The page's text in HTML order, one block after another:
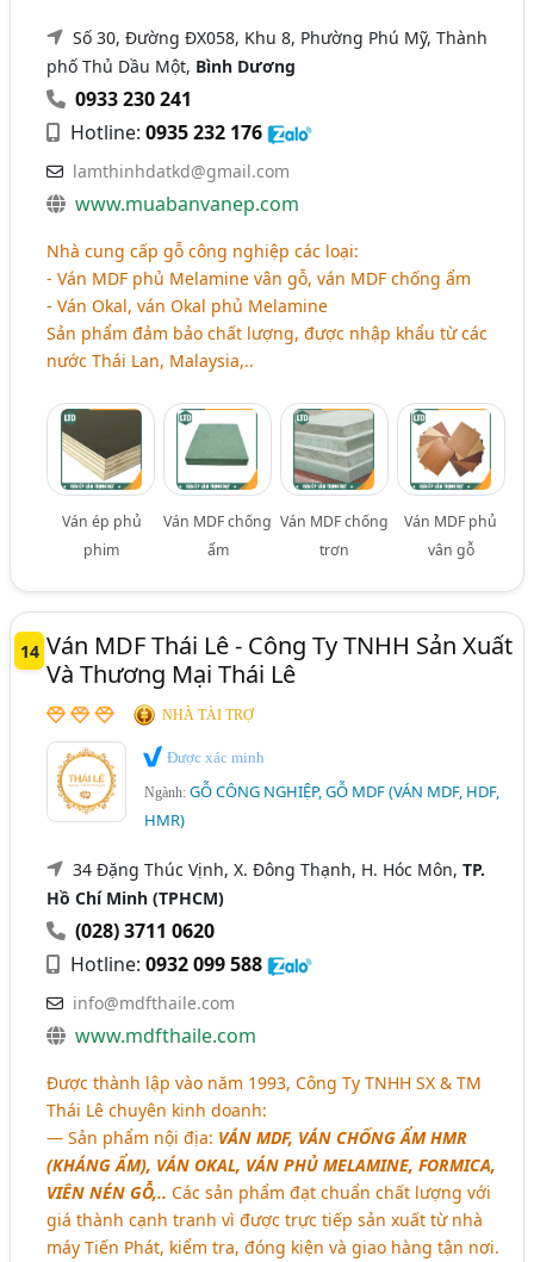
Số 30, Đường ĐX058, Khu 8, Phường Phú Mỹ, Thành
phố Thủ Dầu Một, Bình Dương
0933 230 241
Hotline:0935 232 176
lamthinhdatkd@gmail.com
www.muabanvanep.com
Nhà cung cấp gỗ công nghiệp các loại:
- Ván MDF phủ Melamine vân gỗ, ván MDF chống ẩm
- Ván Okal, ván Okal phủ Melamine
Sản phẩm đảm bảo chất lượng, được nhập khẩu từ các
nước Thái Lan, Malaysia,..
Ván ép phủ
phim
Ván MDF chống
ẩm
Ván MDF chống
trơn
Ván MDF phủ
vân gỗ
14 Ván MDF Thái Lê - Công Ty TNHH Sản Xuất
Và Thương Mại Thái Lê
NHÀ TÀI TRỢ
Được xác minh
Ngành:GỖ CÔNG NGHIỆP, GỖ MDF (VÁN MDF, HDF,
HMR)
34 Đặng Thúc Vịnh, X. Đông Thạnh, H. Hóc Môn,TP.
Hồ Chí Minh (TPHCM)
(028) 3711 0620
Hotline:0932 099 588
info@mdfthaile.com
www.mdfthaile.com
Được thành lập vào năm 1993, Công Ty TNHH SX & TM
Thái Lê chuyên kinh doanh:
― Sản phẩm nội địa: VÁN MDF, VÁN CHỐNG ẨM HMR
(KHÁNG ẨM), VÁN OKAL, VÁN PHỦ MELAMINE, FORMICA,
VIÊN NÉN GỖ,.. Các sản phẩm đạt chuẩn chất lượng với
giá thành cạnh tranh vì được trực tiếp sản xuất từ nhà
máy Tiến Phát, kiểm tra, đóng kiện và giao hàng tận nơi.